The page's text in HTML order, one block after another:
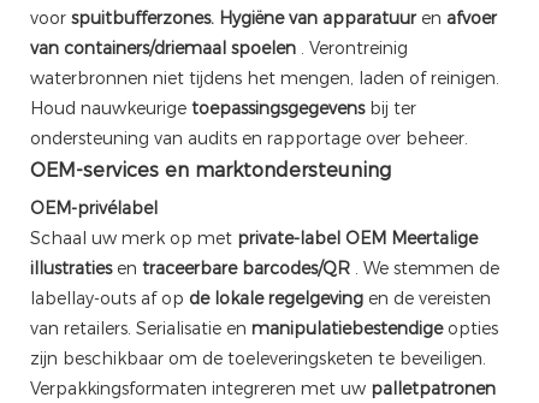
voor spuitbufferzones. Hygiëne van apparatuuren afvoer
van containers/driemaal spoelen . Verontreinig
waterbronnen niet tijdens het mengen, laden of reinigen.
Houd nauwkeurige toepassingsgegevensbij ter
ondersteuning van audits en rapportage over beheer.
OEM-services en marktondersteuning
OEM-privélabel
Schaal uw merk op met private-label OEM Meertalige
illustratiesen traceerbare barcodes/QR . We stemmen de
labellay-outs af op de lokale regelgeving en de vereisten
van retailers. Serialisatie en manipulatiebestendigeopties
zijn beschikbaar om de toeleveringsketen te beveiligen.
Verpakkingsformaten integreren met uw palletpatronen